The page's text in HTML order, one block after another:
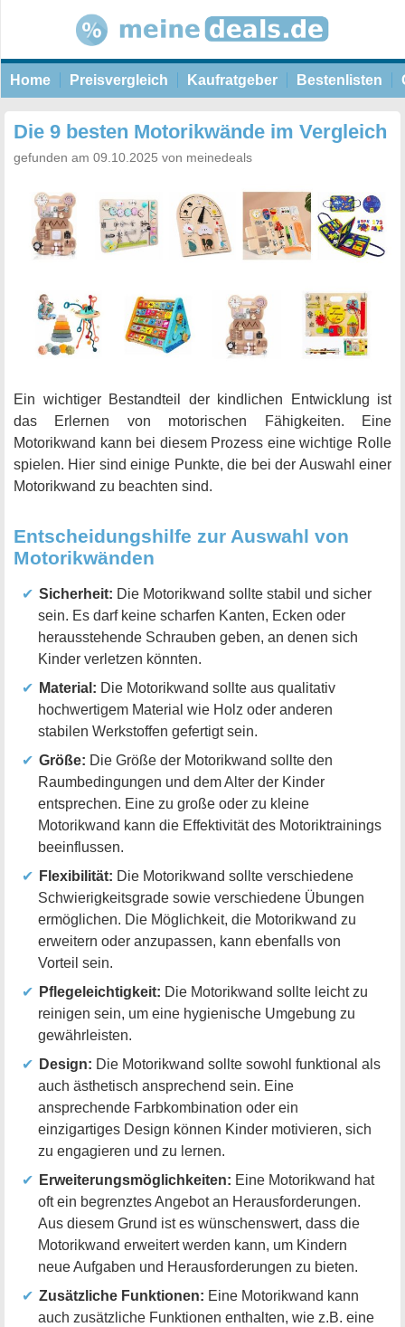
Home Preisvergleich Kaufratgeber Bestenlisten
Die 9 besten Motorikwände im Vergleich
gefunden am 09.10.2025 von meinedeals
Ein wichtiger Bestandteil der kindlichen Entwicklung ist
das Erlernen von motorischen Fähigkeiten. Eine
Motorikwand kann bei diesem Prozess eine wichtige Rolle
spielen. Hier sind einige Punkte, die bei der Auswahl einer
Motorikwand zu beachten sind.
Entscheidungshilfe zur Auswahl von
Motorikwänden
Sicherheit: Die Motorikwand sollte stabil und sicher
sein. Es darf keine scharfen Kanten, Ecken oder
herausstehende Schrauben geben, an denen sich
Kinder verletzen könnten.
Material: Die Motorikwand sollte aus qualitativ
hochwertigem Material wie Holz oder anderen
stabilen Werkstoffen gefertigt sein.
Größe: Die Größe der Motorikwand sollte den
Raumbedingungen und dem Alter der Kinder
entsprechen. Eine zu große oder zu kleine
Motorikwand kann die Effektivität des Motoriktrainings
beeinflussen.
Flexibilität: Die Motorikwand sollte verschiedene
Schwierigkeitsgrade sowie verschiedene Übungen
ermöglichen. Die Möglichkeit, die Motorikwand zu
erweitern oder anzupassen, kann ebenfalls von
Vorteil sein.
Pflegeleichtigkeit: Die Motorikwand sollte leicht zu
reinigen sein, um eine hygienische Umgebung zu
gewährleisten.
Design: Die Motorikwand sollte sowohl funktional als
auch ästhetisch ansprechend sein. Eine
ansprechende Farbkombination oder ein
einzigartiges Design können Kinder motivieren, sich
zu engagieren und zu lernen.
Erweiterungsmöglichkeiten: Eine Motorikwand hat
oft ein begrenztes Angebot an Herausforderungen.
Aus diesem Grund ist es wünschenswert, dass die
Motorikwand erweitert werden kann, um Kindern
neue Aufgaben und Herausforderungen zu bieten.
Zusätzliche Funktionen: Eine Motorikwand kann
auch zusätzliche Funktionen enthalten, wie z.B. eine